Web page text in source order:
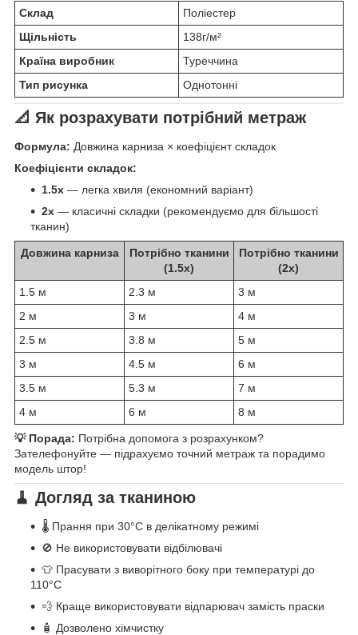
Склад
Поліестер
Щільність
138г/м²
Країна виробник
Туреччина
Тип рисунка
Однотонні
📐 Як розрахувати потрібний метраж
Формула: Довжина карниза × коефіцієнт складок
Коефіцієнти складок:
1.5x — легка хвиля (економний варіант)
2x — класичні складки (рекомендуємо для більшості
тканин)
Довжина карниза
Потрібно тканини
(1.5x)
Потрібно тканини
(2x)
1.5 м
2.3 м
3 м
2 м
3 м
4 м
2.5 м
3.8 м
5 м
3 м
4.5 м
6 м
3.5 м
5.3 м
7 м
4 м
6 м 8 м
💡 Порада: Потрібна допомога з розрахунком?
Зателефонуйте — підрахуємо точний метраж та порадимо
модель штор!
🧹 Догляд за тканиною
🌡️ Прання при 30°C в делікатному режимі
🚫 Не використовувати відбілювачі
👕 Прасувати з виворітного боку при температурі до
110°C
💨 Краще використовувати відпарювач замість праски
🧴 Дозволено хімчистку